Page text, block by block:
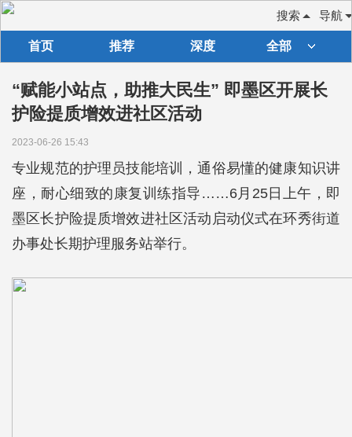
导航
搜索
首页 推荐 深度 全部
“赋能小站点，助推大民生” 即墨区开展长
护险提质增效进社区活动
2023-06-26 15:43
专业规范的护理员技能培训，通俗易懂的健康知识讲
座，耐心细致的康复训练指导……6月25日上午，即
墨区长护险提质增效进社区活动启动仪式在环秀街道
办事处长期护理服务站举行。